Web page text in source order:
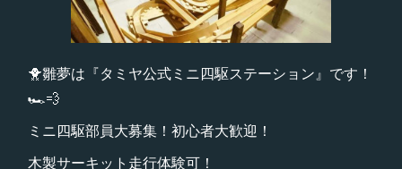
🐥雛夢は『タミヤ公式ミニ四駆ステーション』です！
🏎💨
ミニ四駆部員大募集！初心者大歓迎！
木製サーキット走行体験可！